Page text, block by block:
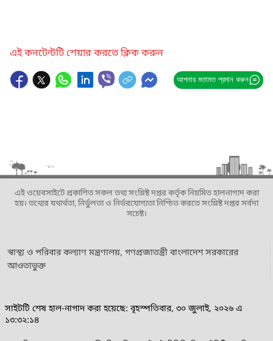
এই কনটেন্টটি শেয়ার করতে ক্লিক করুন
আপনার মতামত প্রদান করুন
এই ওয়েবসাইটে প্রকাশিত সকল তথ্য সংশ্লিষ্ট দপ্তর কর্তৃক নিয়মিত হালনাগাদ করা
হয়। তথ্যের যথার্থতা, নির্ভুলতা ও নির্ভরযোগ্যতা নিশ্চিত করতে সংশ্লিষ্ট দপ্তর সর্বদা
সচেষ্ট।
স্বাস্থ্য ও পরিবার কল্যাণ মন্ত্রণালয়, গণপ্রজাতন্ত্রী বাংলাদেশ সরকারের
আওতাভুক্ত
সাইটটি শেষ হাল-নাগাদ করা হয়েছে: বৃহস্পতিবার, ৩০ জুলাই, ২০২৬ এ
১৩:৩২:১৪